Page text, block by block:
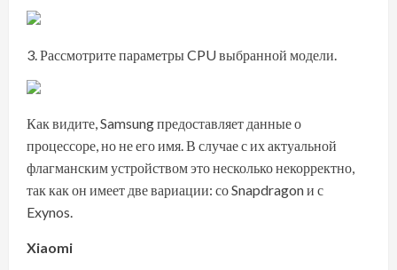
Рассмотрите параметры CPU выбранной модели.
Как видите, Samsung предоставляет данные о
процессоре, но не его имя. В случае с их актуальной
флагманским устройством это несколько некорректно,
так как он имеет две вариации: со Snapdragon и с
Exynos.
Xiaomi